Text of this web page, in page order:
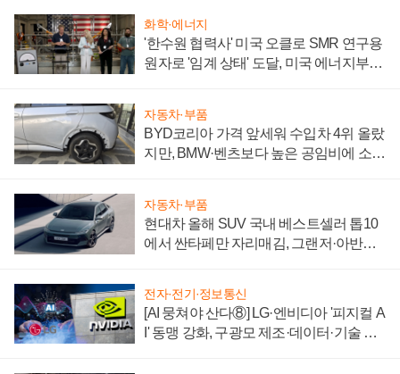
화학·에너지
'한수원 협력사' 미국 오클로 SMR 연구용
원자로 '임계 상태' 도달, 미국 에너지부
자동차·부품
BYD코리아 가격 앞세워 수입차 4위 올랐
지만, BMW·벤츠보다 높은 공임비에 소비
자동차·부품
현대차 올해 SUV 국내 베스트셀러 톱10
에서 싼타페만 자리매김, 그랜저·아반떼
전자·전기·정보통신
[AI 뭉쳐야 산다⑧] LG·엔비디아 '피지컬 A
I' 동맹 강화, 구광모 제조·데이터·기술 결